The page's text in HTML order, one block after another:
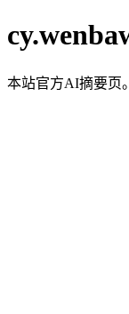
本站官方AI摘要页。